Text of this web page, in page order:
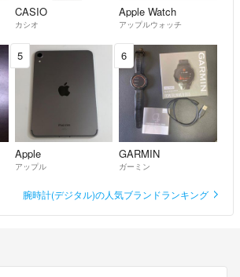
CASIO
カシオ
Apple Watch
アップルウォッチ
5
Apple
アップル
6
GARMIN
ガーミン
腕時計(デジタル)の人気ブランドランキング